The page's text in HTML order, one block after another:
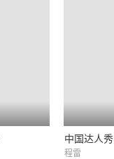
中国达人秀
程雷